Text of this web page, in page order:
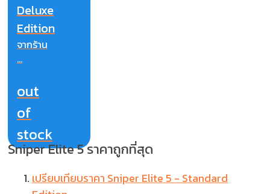
Deluxe
Edition
จากร้าน
...
out
of
stock
Sniper Elite 5 ราคาถูกที่สุด
เปรียบเทียบราคา Sniper Elite 5 - Standard